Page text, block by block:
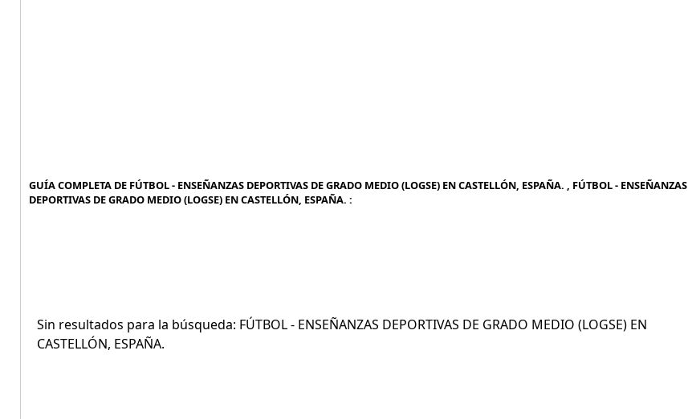
GUÍA COMPLETA DE FÚTBOL - ENSEÑANZAS DEPORTIVAS DE GRADO MEDIO (LOGSE) EN CASTELLÓN, ESPAÑA. , FÚTBOL - ENSEÑANZAS
DEPORTIVAS DE GRADO MEDIO (LOGSE) EN CASTELLÓN, ESPAÑA. :
Sin resultados para la búsqueda: FÚTBOL - ENSEÑANZAS DEPORTIVAS DE GRADO MEDIO (LOGSE) EN
CASTELLÓN, ESPAÑA.